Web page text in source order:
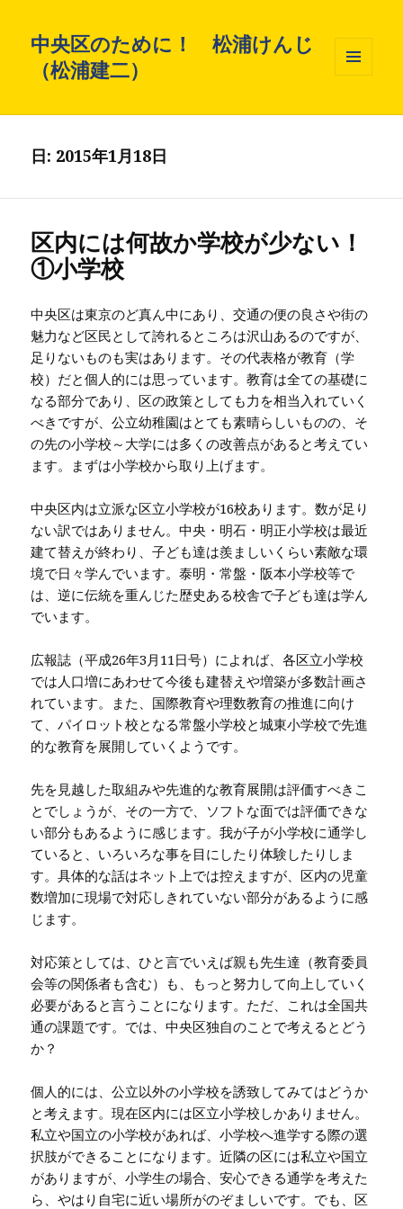
中央区のために！ 松浦けんじ
（松浦建二）
ィジェ
日: 2015年1月18日
区内には何故か学校が少ない！
①小学校
中央区は東京のど真ん中にあり、交通の便の良さや街の
魅力など区民として誇れるところは沢山あるのですが、
足りないものも実はあります。その代表格が教育（学
校）だと個人的には思っています。教育は全ての基礎に
なる部分であり、区の政策としても力を相当入れていく
べきですが、公立幼稚園はとても素晴らしいものの、そ
の先の小学校～大学には多くの改善点があると考えてい
ます。まずは小学校から取り上げます。
中央区内は立派な区立小学校が16校あります。数が足り
ない訳ではありません。中央・明石・明正小学校は最近
建て替えが終わり、子ども達は羨ましいくらい素敵な環
境で日々学んでいます。泰明・常盤・阪本小学校等で
は、逆に伝統を重んじた歴史ある校舎で子ども達は学ん
でいます。
広報誌（平成26年3月11日号）によれば、各区立小学校
では人口増にあわせて今後も建替えや増築が多数計画さ
れています。また、国際教育や理数教育の推進に向け
て、パイロット校となる常盤小学校と城東小学校で先進
的な教育を展開していくようです。
先を見越した取組みや先進的な教育展開は評価すべきこ
とでしょうが、その一方で、ソフトな面では評価できな
い部分もあるように感じます。我が子が小学校に通学し
ていると、いろいろな事を目にしたり体験したりしま
す。具体的な話はネット上では控えますが、区内の児童
数増加に現場で対応しきれていない部分があるように感
じます。
対応策としては、ひと言でいえば親も先生達（教育委員
会等の関係者も含む）も、もっと努力して向上していく
必要があると言うことになります。ただ、これは全国共
通の課題です。では、中央区独自のことで考えるとどう
か？
個人的には、公立以外の小学校を誘致してみてはどうか
と考えます。現在区内には区立小学校しかありません。
私立や国立の小学校があれば、小学校へ進学する際の選
択肢ができることになります。近隣の区には私立や国立
がありますが、小学生の場合、安心できる通学を考えた
ら、やはり自宅に近い場所がのぞましいです。でも、区